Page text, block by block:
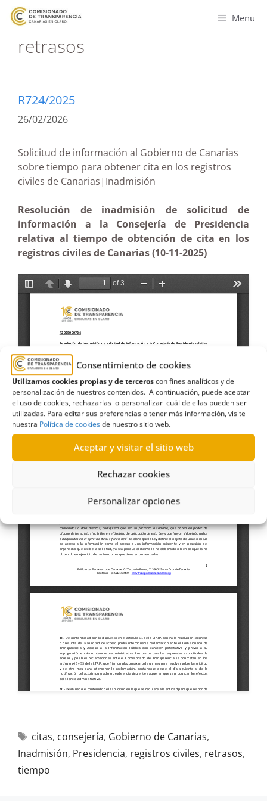
Consentimiento de cookies
Utilizamos cookies propias y de terceroscon fines analíticos y de
personalización de nuestros contenidos. A continuación, puede aceptar
el uso de cookies, rechazarlas o personalizar cuál de ellas pueden ser
utilizadas. Para editar sus preferencias o tener más información, visite
nuestra Política de cookiesde nuestro sitio web.
Aceptar y visitar el sitio web
Rechazar cookies
Personalizar opciones
Menu
retrasos
R724/2025
26/02/2026
Solicitud de información al Gobierno de Canarias
sobre tiempo para obtener cita en los registros
civiles de Canarias|Inadmisión
Resolución de inadmisión de solicitud de
información a la Consejería de Presidencia
relativa al tiempo de obtención de cita en los
registros civiles de Canarias (10-11-2025)
citas, consejería, Gobierno de Canarias,
Inadmisión, Presidencia, registros civiles, retrasos,
tiempo